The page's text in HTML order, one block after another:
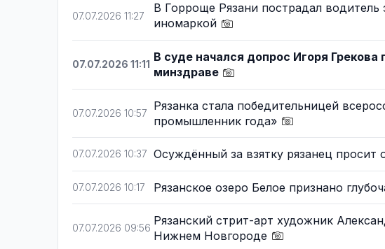
07.07.2026 11:27
В Горроще Рязани пострадал водитель
иномаркой
07.07.2026 11:11
В суде начался допрос Игоря
минздраве
07.07.2026 10:57
Рязанка стала победительницей
промышленник года»
07.07.2026 10:37 Осуждённый за взятку рязанец просит
07.07.2026 10:17 Рязанское озеро Белое признано
07.07.2026 09:56
Рязанский стрит-арт художник
Нижнем Новгороде